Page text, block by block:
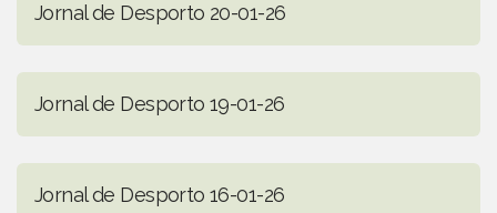
Jornal de Desporto 20-01-26
Jornal de Desporto 19-01-26
Jornal de Desporto 16-01-26